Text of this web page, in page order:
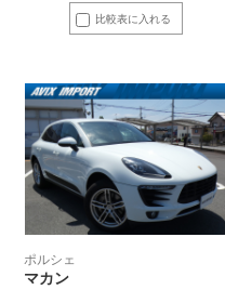
比較表に入れる
ポルシェ
マカン